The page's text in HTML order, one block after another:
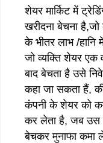
शेयर मार्किट में
खरीदना बेचना है,जो
के भीतर लाभ /
जो व्यक्ति शेयर
बाद बेचता है उसे
कहा जा सकता हैं,
कंपनी के शेयर को
कर लेता है, जब उस
बेचकर मुनाफा कमा